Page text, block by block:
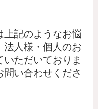
上記のようなお悩
法人様・個人のお
ただいておりま
い合わせくださ